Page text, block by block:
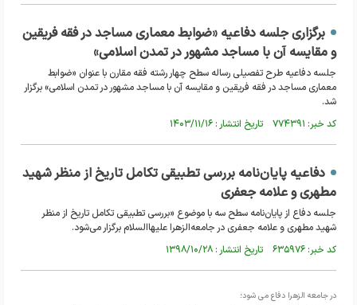
برگزاری جلسه دفاعیه «ضوابط معماری مساجد در فقه فریقین
و مقایسه آن با مساجد مشهور در تمدن اسلامی»
جلسه دفاعیه طرح تفصیلی رساله سطح چهار رشته فقه مقارن با عنوان «ضوابط
معماری مساجد در فقه فریقین و مقایسه آن با مساجد مشهور در تمدن اسلامی» برگزار
شد.
کد خبر: ۷۷۴۳۹۱ تاریخ انتشار : ۱۴۰۳/۱۱/۱۶
دفاعیه پایان‌نامه بررسی تطبیقی تکامل تاریخ از منظر شهید
مطهری و علامه جعفری
جلسه دفاع از پایان‌نامه سطح سه با موضوع «بررسی تطبیقی تکامل تاریخ از منظر
شهید مطهری و علامه جعفری در جامعه‌الزهرا علیهاالسلام برگزار می‌شود.
کد خبر: ۶۳۵۹۷۶ تاریخ انتشار : ۱۳۹۸/۱۰/۲۸
در جامعه الزهرا دفاع می شود؛